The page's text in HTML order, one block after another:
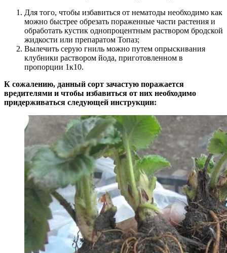
Для того, чтобы избавиться от нематоды необходимо как
можно быстрее обрезать пораженные части растения и
обработать кустик однопроцентным раствором бродской
жидкости или препаратом Топаз;
Вылечить серую гниль можно путем опрыскивания
клубники раствором йода, приготовленном в
пропорции 1к10.
К сожалению, данный сорт зачастую поражается
вредителями и чтобы избавиться от них необходимо
придерживаться следующей инструкции: